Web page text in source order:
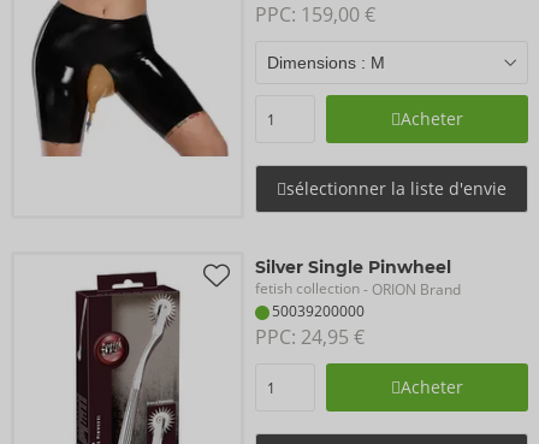
PPC: 159,00 €
Acheter
sélectionner la liste d'envie
Silver Single Pinwheel
fetish collection- ORION Brand
50039200000
PPC: 24,95 €
Acheter